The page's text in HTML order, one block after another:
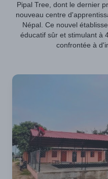
Pipal Tree, dont le dernier
nouveau centre
Népal. Ce nouvel
éducatif sûr et stimulant à
confrontée à